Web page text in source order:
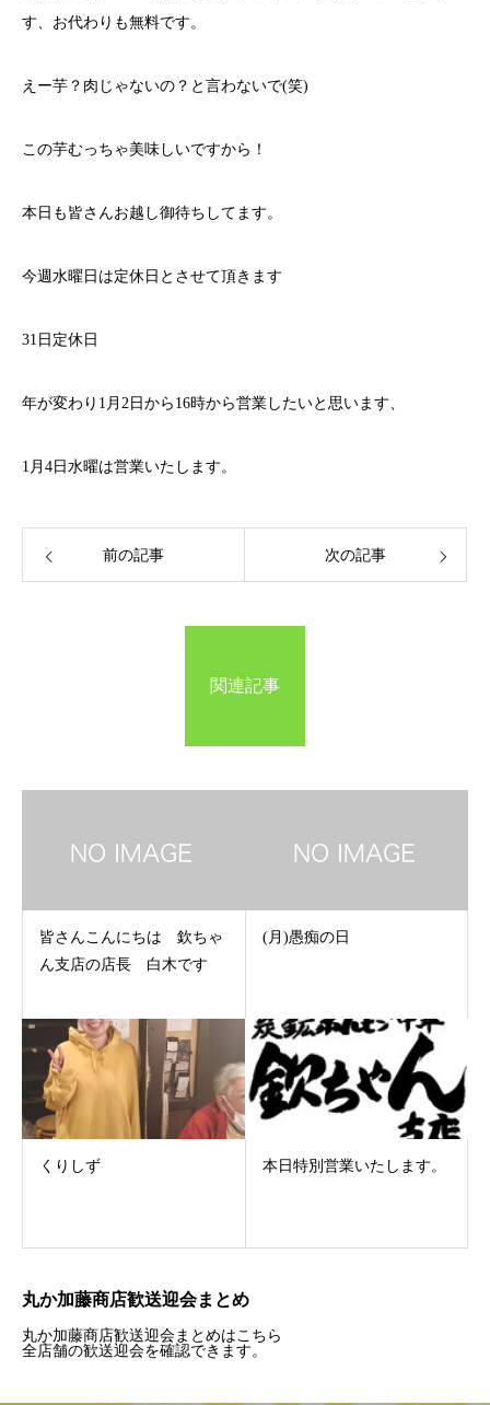
す、お代わりも無料です。
えー芋？肉じゃないの？と言わないで(笑)
この芋むっちゃ美味しいですから！
本日も皆さんお越し御待ちしてます。
今週水曜日は定休日とさせて頂きます
31日定休日
年が変わり1月2日から16時から営業したいと思います、
1月4日水曜は営業いたします。
前の記事 次の記事
関連記事
皆さんこんにちは 欽ちゃ
ん支店の店長 白木です
(月)愚痴の日
くりしず 本日特別営業いたします。
丸か加藤商店歓送迎会まとめ
丸か加藤商店歓送迎会まとめはこちら
全店舗の歓送迎会を確認できます。